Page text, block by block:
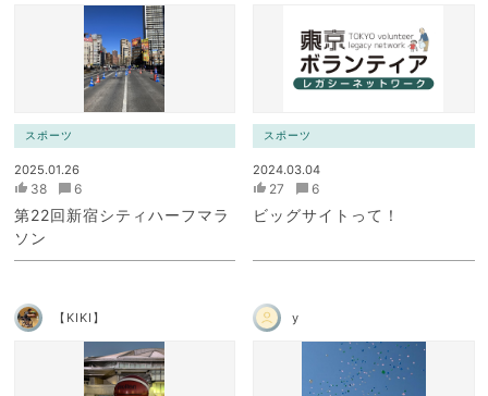
スポーツ
2025.01.26
38 6
第22回新宿シティハーフマラ
ソン
スポーツ
2024.03.04
27 6
ビッグサイトって！
【KIKI】 y